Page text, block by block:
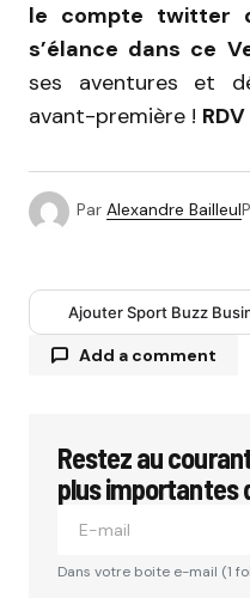
le compte twitter
s’élance dans ce
ses aventures et
avant-première !
Par Alexandre Bailleul
Ajouter Sport Buzz
Add a comment
Votre adresse e-mail
champs obligatoires
Restez au
plus importantes
Dans votre boite e-mail (1